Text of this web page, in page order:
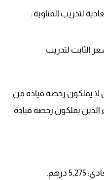
لتدريب المناوبة :
الثابت لتدريب
لا يملكون رخصة قيادة من
الذين يملكون رخصة قيادة
درهم.